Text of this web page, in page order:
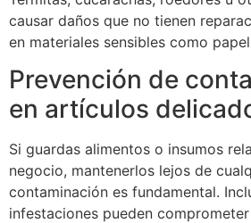
causar daños que no tienen
en materiales sensibles como
Prevención de
en artículos
Si guardas alimentos o insumos
negocio, mantenerlos lejos de
contaminación es fundamental.
infestaciones pueden